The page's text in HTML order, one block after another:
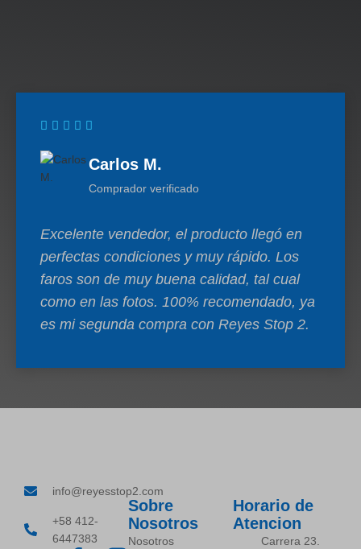
Carlos M.
Comprador verificado
Excelente vendedor, el producto llegó en
perfectas condiciones y muy rápido. Los
faros son de muy buena calidad, tal cual
como en las fotos. 100% recomendado, ya
es mi segunda compra con Reyes Stop 2.
info@reyesstop2.com
+58 412-
6447383
Sobre
Nosotros
Nosotros
Horario de
Atencion
Carrera 23.